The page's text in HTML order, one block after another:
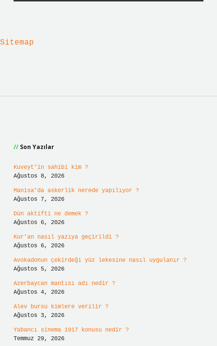
Sitemap
Son Yazılar
Kuveyt’in sahibi kim ?
Ağustos 8, 2026
Manisa’da askerlik nerede yapılıyor ?
Ağustos 7, 2026
Dün aktifti ne demek ?
Ağustos 6, 2026
Kur’an nasıl yazıya geçirildi ?
Ağustos 6, 2026
Avokadonun çekirdeği yüz lekesine nasıl uygulanır ?
Ağustos 5, 2026
Azerbaycan mantısı adı nedir ?
Ağustos 4, 2026
Alev bursu kimlere verilir ?
Ağustos 3, 2026
Yabancı sinema 1917 konusu nedir ?
Temmuz 29, 2026